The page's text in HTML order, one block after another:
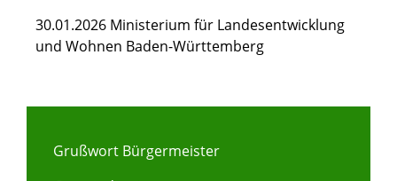
30.01.2026 Ministerium für Landesentwicklung
und Wohnen Baden-Württemberg
Grußwort Bürgermeister